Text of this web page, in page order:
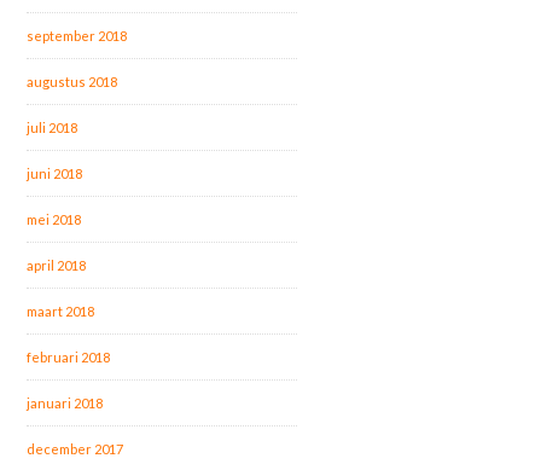
september 2018
augustus 2018
juli 2018
juni 2018
mei 2018
april 2018
maart 2018
februari 2018
januari 2018
december 2017